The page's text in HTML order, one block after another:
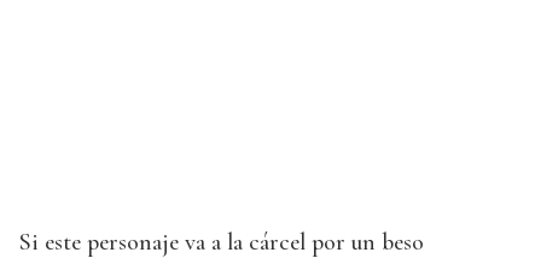
Si este personaje va a la cárcel por un beso